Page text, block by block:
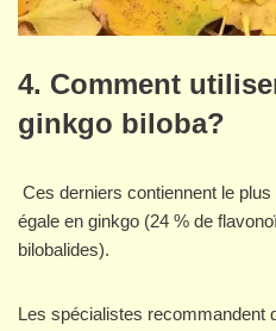
4. Comment
ginkgo biloba?
Ces derniers contiennent le
égale en ginkgo (24 % de
bilobalides).
Les spécialistes recommandent